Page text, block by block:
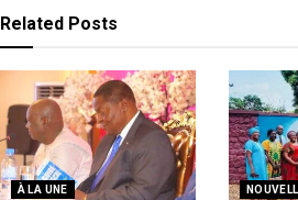
RelatedPosts
À LA UNE